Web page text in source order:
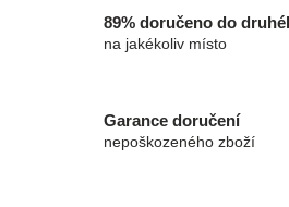
89% doručeno do
na jakékoliv místo
Garance doručení
nepoškozeného zboží